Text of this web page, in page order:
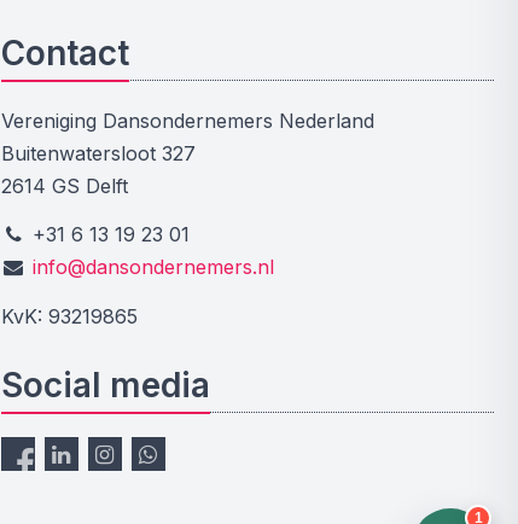
Contact
Vereniging Dansondernemers Nederland
Buitenwatersloot 327
2614 GS Delft
+31 6 13 19 23 01
info@dansondernemers.nl
KvK: 93219865
Social media